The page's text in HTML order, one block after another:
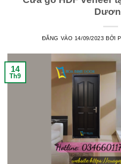
ĐĂNG VÀO 14/09/2023 BỞI
14
Th9